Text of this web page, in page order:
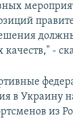
-
в Украину
из